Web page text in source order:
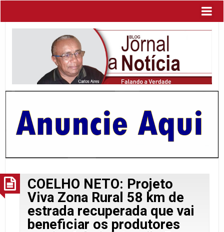
COELHO NETO: Projeto
Viva Zona Rural 58 km de
estrada recuperada que vai
beneficiar os produtores